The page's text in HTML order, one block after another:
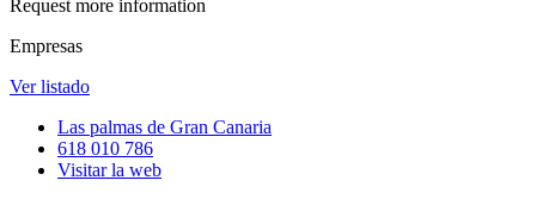
Request more information
Empresas
Ver listado
Las palmas de Gran Canaria
618 010 786
Visitar la web